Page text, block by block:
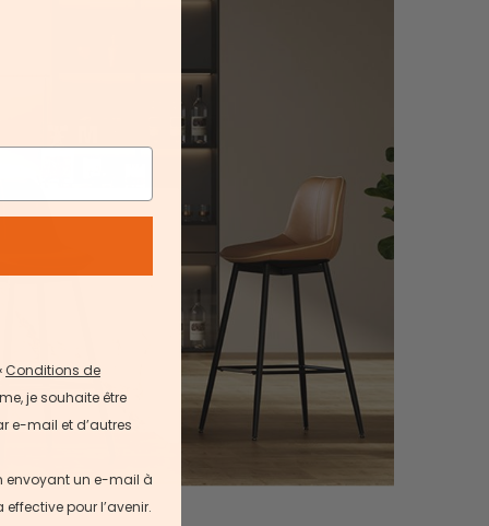
Conditions de
je souhaite être
e-mail et d’autres
envoyant un e-mail à
pour l’avenir.